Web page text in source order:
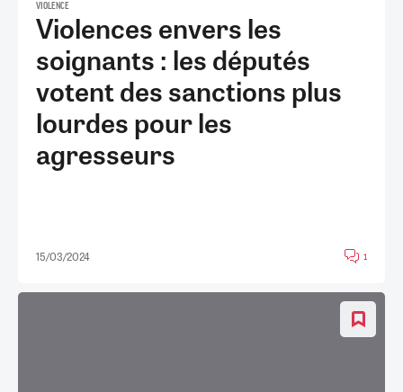
VIOLENCE
Violences envers les
soignants : les députés
votent des sanctions plus
lourdes pour les
agresseurs
15/03/2024 1